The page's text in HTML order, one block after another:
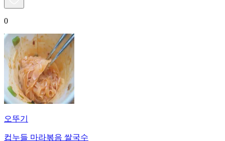
0
오뚜기
컵누들 마라볶음 쌀국수